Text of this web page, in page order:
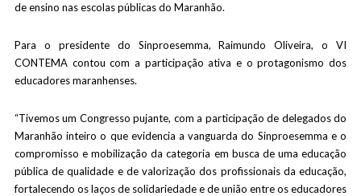
de ensino nas escolas públicas do Maranhão.
Para o presidente do Sinproesemma, Raimundo Oliveira, o VI
CONTEMA contou com a participação ativa e o protagonismo dos
educadores maranhenses.
“Tivemos um Congresso pujante, com a participação de delegados do
Maranhão inteiro o que evidencia a vanguarda do Sinproesemma e o
compromisso e mobilização da categoria em busca de uma educação
pública de qualidade e de valorização dos profissionais da educação,
fortalecendo os laços de solidariedade e de união entre os educadores